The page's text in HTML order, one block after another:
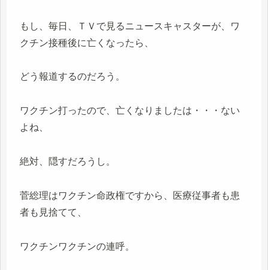
もし、毎日、ＴＶで見るニュースキャスターが、ワ
クチン接種後に亡くなったら、
どう報道するのだろう。
ワクチン打ったので、亡くなりましたは・・・ない
よね、
絶対、隠すだろうし。
菅総理はワクチン命政権ですから、医療従事者も患
者も見捨てて、
ワクチンワクチンの連呼。